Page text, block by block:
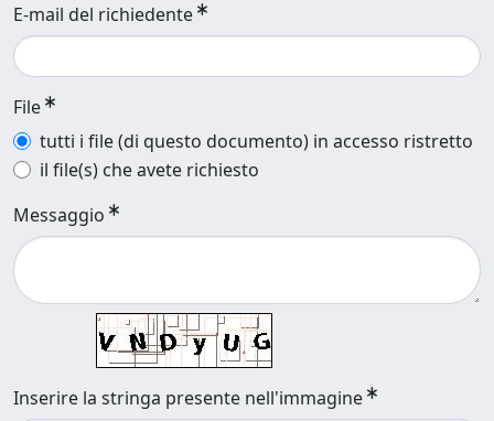
E-mail del richiedente
File
tutti i file (di questo documento) in accesso ristretto
il file(s) che avete richiesto
Messaggio
Inserire la stringa presente nell'immagine